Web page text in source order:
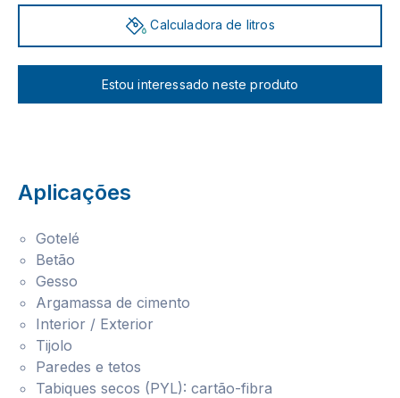
Calculadora de litros
Estou interessado neste produto
Aplicações
Gotelé
Betão
Gesso
Argamassa de cimento
Interior / Exterior
Tijolo
Paredes e tetos
Tabiques secos (PYL): cartão-fibra